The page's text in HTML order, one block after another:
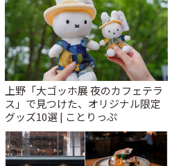
上野「大ゴッホ展 夜のカフェテラ
ス」で見つけた、オリジナル限定
グッズ10選 | ことりっぷ